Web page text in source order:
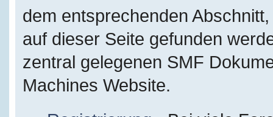
dem entsprechenden
auf dieser Seite gefunden
zentral gelegenen SMF
Machines Website.